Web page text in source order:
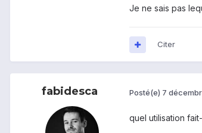
Je ne sais pas
Citer
fabidesca Posté(e) 7
quel utilisation